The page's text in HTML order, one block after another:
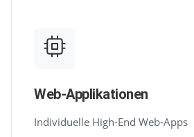
Web-Applikationen
Individuelle High-End Web-Apps